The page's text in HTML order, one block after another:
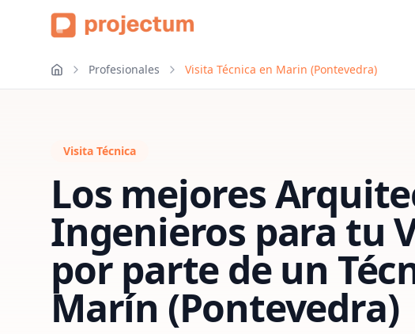
Profesionales Visita Técnica en Marin (Pontevedra)
Visita Técnica
Los mejores
Ingenieros para tu
por parte de un
Marín (Pontevedra)